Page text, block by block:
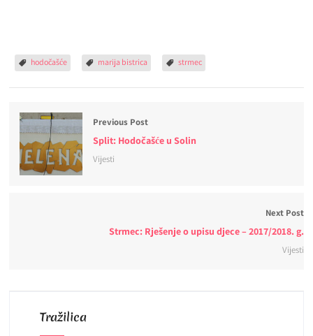
hodočašće marija bistrica strmec
Previous Post
Split: Hodočašće u Solin
Vijesti
Next Post
Strmec: Rješenje o upisu djece – 2017/2018. g.
Vijesti
Tražilica